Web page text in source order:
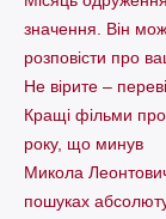
значення. Він
розповісти про
Не вірите –
Кращі фільми
року, що минув
Микола
пошуках